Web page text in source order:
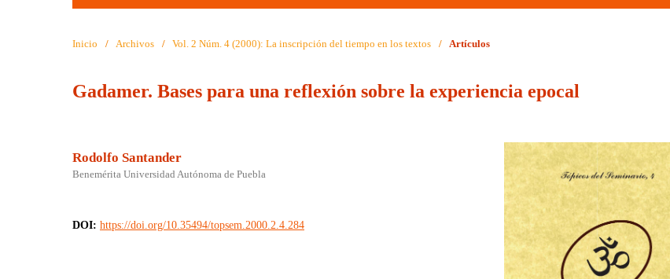
Inicio / Archivos / Vol. 2 Núm. 4 (2000): La inscripción del tiempo en los textos / Artículos
Gadamer. Bases para una reflexión sobre la experiencia epocal
Rodolfo Santander
Benemérita Universidad Autónoma de Puebla
DOI: https://doi.org/10.35494/topsem.2000.2.4.284